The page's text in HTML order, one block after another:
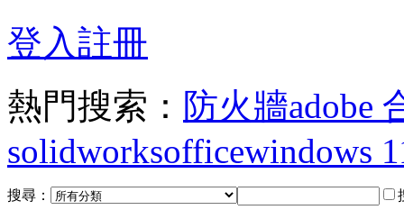
登入註冊
熱門搜索： 防火牆adobe
solidworksofficewindows
搜尋：